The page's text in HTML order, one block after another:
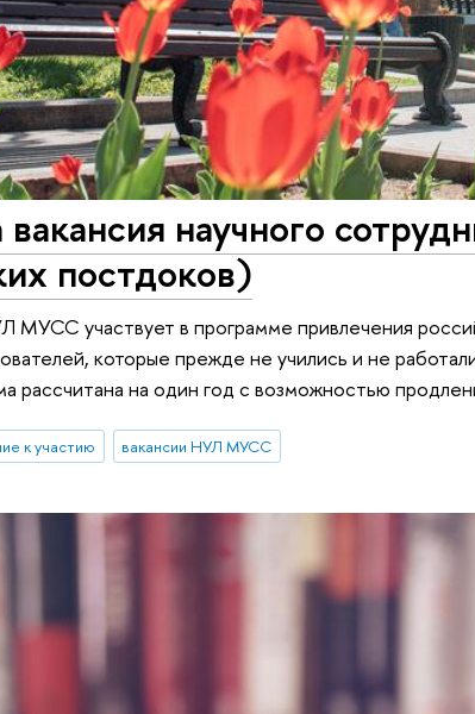
научного
постдоков)
МУСС участвует в программе привлечения
которые прежде не учились и не
рассчитана на один год с возможностью
к участию вакансии НУЛ МУСС